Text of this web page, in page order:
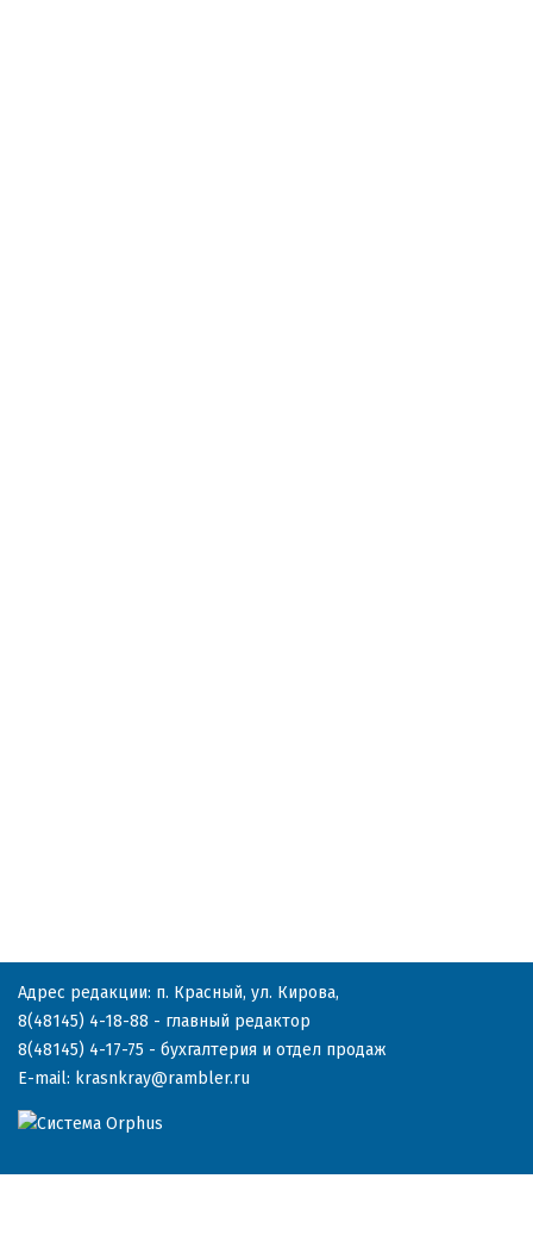
Адрес редакции: п. Красный, ул. Кирова,
8(48145) 4-18-88 - главный редактор
8(48145) 4-17-75 - бухгалтерия и отдел продаж
E-mail: krasnkray@rambler.ru